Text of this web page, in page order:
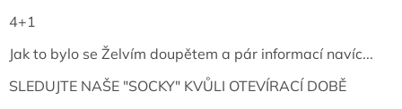
4+1
Jak to bylo se Želvím doupětem a pár informací navíc...
SLEDUJTE NAŠE "SOCKY" KVŮLI OTEVÍRACÍ DOBĚ